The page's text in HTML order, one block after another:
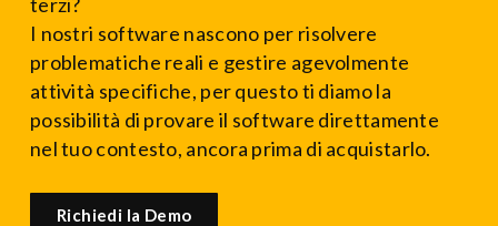
I nostri software nascono per risolvere
problematiche reali e gestire agevolmente
attività specifiche, per questo ti diamo la
possibilità di provare il software direttamente
nel tuo contesto, ancora prima di acquistarlo.
Richiedi la Demo